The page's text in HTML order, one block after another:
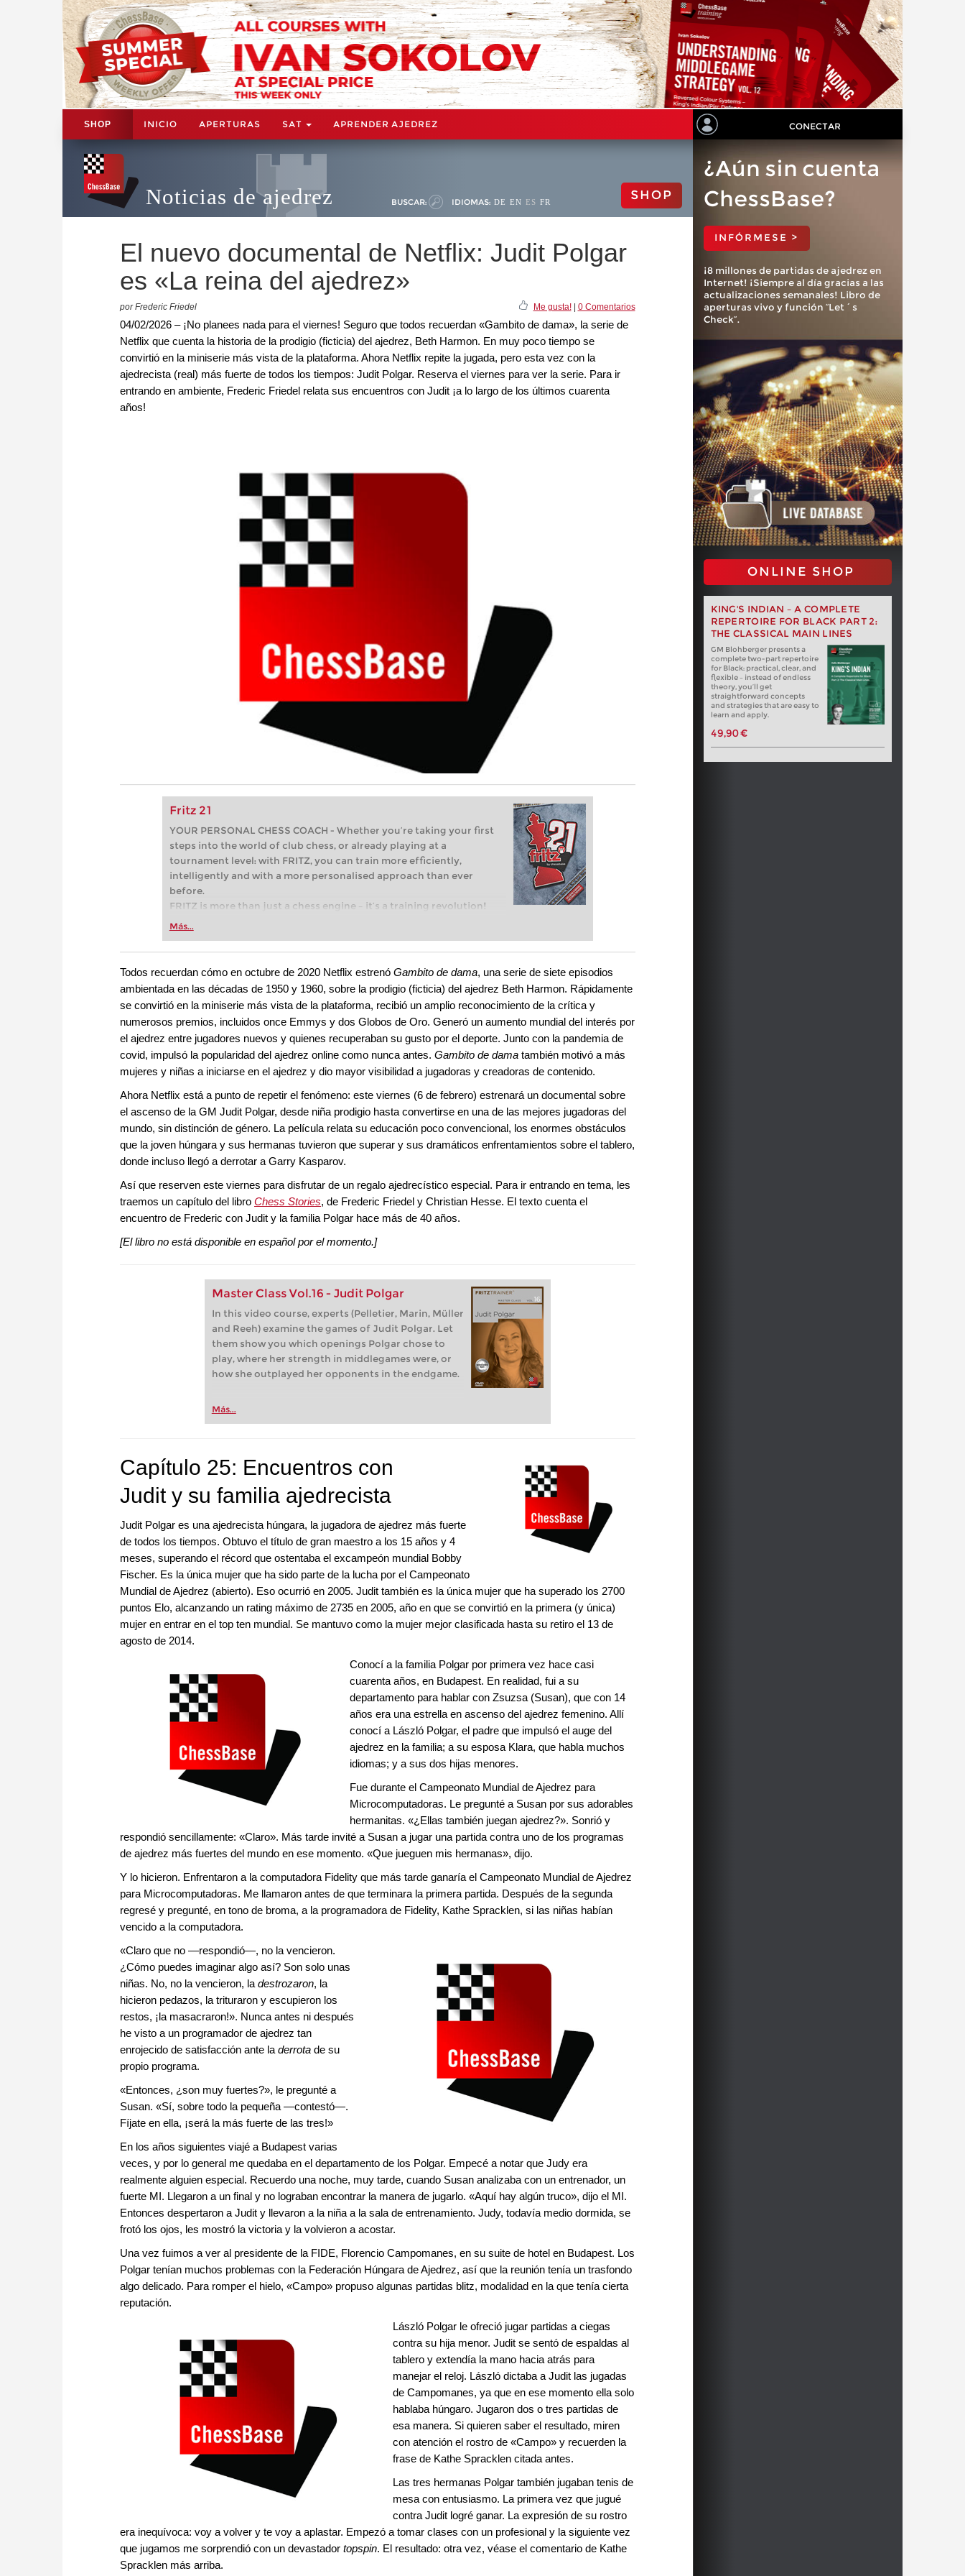
SHOP INICIO APERTURAS SAT APRENDER AJEDREZ CONECTAR
Noticias de ajedrez BUSCAR: IDIOMAS: DE EN ES FR SHOP
El nuevo documental de Netflix: Judit Polgar
es «La reina del ajedrez»
por Frederic Friedel Me gusta!| 0 Comentarios
04/02/2026 – ¡No planees nada para el viernes! Seguro que todos recuerdan «Gambito de dama», la serie de
Netflix que cuenta la historia de la prodigio (ficticia) del ajedrez, Beth Harmon. En muy poco tiempo se
convirtió en la miniserie más vista de la plataforma. Ahora Netflix repite la jugada, pero esta vez con la
ajedrecista (real) más fuerte de todos los tiempos: Judit Polgar. Reserva el viernes para ver la serie. Para ir
entrando en ambiente, Frederic Friedel relata sus encuentros con Judit ¡a lo largo de los últimos cuarenta
años!
Fritz 21
YOUR PERSONAL CHESS COACH - Whether you’re taking your first
steps into the world of club chess, or already playing at a
tournament level: with FRITZ, you can train more efficiently,
intelligently and with a more personalised approach than ever
before.
FRITZ is more than just a chess engine – it’s a training revolution!
Whether you’re taking your first steps into the world of club chess,
more efficiently, intelligently and with a more personalised
approach than ever before.
Más...
¿Aún sin cuenta
ChessBase?
INFÓRMESE >
¡8 millones de partidas de ajedrez en
Internet! ¡Siempre al día gracias a las
actualizaciones semanales! Libro de
aperturas vivo y función “Let´s
Check”.
ONLINE SHOP
KING'S INDIAN – A COMPLETE
REPERTOIRE FOR BLACK PART 2:
THE CLASSICAL MAIN LINES
GM Blohberger presents a
complete two-part repertoire
for Black: practical, clear, and
flexible – instead of endless
theory, you’ll get
straightforward concepts
and strategies that are easy to
learn and apply.
49,90 €
Todos recuerdan cómo en octubre de 2020 Netflix estrenó Gambito de dama, una serie de siete episodios
ambientada en las décadas de 1950 y 1960, sobre la prodigio (ficticia) del ajedrez Beth Harmon. Rápidamente
se convirtió en la miniserie más vista de la plataforma, recibió un amplio reconocimiento de la crítica y
numerosos premios, incluidos once Emmys y dos Globos de Oro. Generó un aumento mundial del interés por
el ajedrez entre jugadores nuevos y quienes recuperaban su gusto por el deporte. Junto con la pandemia de
covid, impulsó la popularidad del ajedrez online como nunca antes. Gambito de dama también motivó a más
mujeres y niñas a iniciarse en el ajedrez y dio mayor visibilidad a jugadoras y creadoras de contenido.
Ahora Netflix está a punto de repetir el fenómeno: este viernes (6 de febrero) estrenará un documental sobre
el ascenso de la GM Judit Polgar, desde niña prodigio hasta convertirse en una de las mejores jugadoras del
mundo, sin distinción de género. La película relata su educación poco convencional, los enormes obstáculos
que la joven húngara y sus hermanas tuvieron que superar y sus dramáticos enfrentamientos sobre el tablero,
donde incluso llegó a derrotar a Garry Kasparov.
Así que reserven este viernes para disfrutar de un regalo ajedrecístico especial. Para ir entrando en tema, les
traemos un capítulo del libro Chess Stories, de Frederic Friedel y Christian Hesse. El texto cuenta el
encuentro de Frederic con Judit y la familia Polgar hace más de 40 años.
[El libro no está disponible en español por el momento.]
Master Class Vol.16 - Judit Polgar
In this video course, experts (Pelletier, Marin, Müller
and Reeh) examine the games of Judit Polgar. Let
them show you which openings Polgar chose to
play, where her strength in middlegames were, or
how she outplayed her opponents in the endgame.
Más...
Capítulo 25: Encuentros con
Judit y su familia ajedrecista
Judit Polgar es una ajedrecista húngara, la jugadora de ajedrez más fuerte
de todos los tiempos. Obtuvo el título de gran maestro a los 15 años y 4
meses, superando el récord que ostentaba el excampeón mundial Bobby
Fischer. Es la única mujer que ha sido parte de la lucha por el Campeonato
Mundial de Ajedrez (abierto). Eso ocurrió en 2005. Judit también es la única mujer que ha superado los 2700
puntos Elo, alcanzando un rating máximo de 2735 en 2005, año en que se convirtió en la primera (y única)
mujer en entrar en el top ten mundial. Se mantuvo como la mujer mejor clasificada hasta su retiro el 13 de
agosto de 2014.
Conocí a la familia Polgar por primera vez hace casi
cuarenta años, en Budapest. En realidad, fui a su
departamento para hablar con Zsuzsa (Susan), que con 14
años era una estrella en ascenso del ajedrez femenino. Allí
conocí a László Polgar, el padre que impulsó el auge del
ajedrez en la familia; a su esposa Klara, que habla muchos
idiomas; y a sus dos hijas menores.
Fue durante el Campeonato Mundial de Ajedrez para
Microcomputadoras. Le pregunté a Susan por sus adorables
hermanitas. «¿Ellas también juegan ajedrez?». Sonrió y
respondió sencillamente: «Claro». Más tarde invité a Susan a jugar una partida contra uno de los programas
de ajedrez más fuertes del mundo en ese momento. «Que jueguen mis hermanas», dijo.
Y lo hicieron. Enfrentaron a la computadora Fidelity que más tarde ganaría el Campeonato Mundial de Ajedrez
para Microcomputadoras. Me llamaron antes de que terminara la primera partida. Después de la segunda
regresé y pregunté, en tono de broma, a la programadora de Fidelity, Kathe Spracklen, si las niñas habían
vencido a la computadora.
«Claro que no —respondió—, no la vencieron.
¿Cómo puedes imaginar algo así? Son solo unas
niñas. No, no la vencieron, la destrozaron, la
hicieron pedazos, la trituraron y escupieron los
restos, ¡la masacraron!». Nunca antes ni después
he visto a un programador de ajedrez tan
enrojecido de satisfacción ante la derrota de su
propio programa.
«Entonces, ¿son muy fuertes?», le pregunté a
Susan. «Sí, sobre todo la pequeña —contestó—.
Fíjate en ella, ¡será la más fuerte de las tres!»
En los años siguientes viajé a Budapest varias
veces, y por lo general me quedaba en el departamento de los Polgar. Empecé a notar que Judy era
realmente alguien especial. Recuerdo una noche, muy tarde, cuando Susan analizaba con un entrenador, un
fuerte MI. Llegaron a un final y no lograban encontrar la manera de jugarlo. «Aquí hay algún truco», dijo el MI.
Entonces despertaron a Judit y llevaron a la niña a la sala de entrenamiento. Judy, todavía medio dormida, se
frotó los ojos, les mostró la victoria y la volvieron a acostar.
Una vez fuimos a ver al presidente de la FIDE, Florencio Campomanes, en su suite de hotel en Budapest. Los
Polgar tenían muchos problemas con la Federación Húngara de Ajedrez, así que la reunión tenía un trasfondo
algo delicado. Para romper el hielo, «Campo» propuso algunas partidas blitz, modalidad en la que tenía cierta
reputación.
László Polgar le ofreció jugar partidas a ciegas
contra su hija menor. Judit se sentó de espaldas al
tablero y extendía la mano hacia atrás para
manejar el reloj. László dictaba a Judit las jugadas
de Campomanes, ya que en ese momento ella solo
hablaba húngaro. Jugaron dos o tres partidas de
esa manera. Si quieren saber el resultado, miren
con atención el rostro de «Campo» y recuerden la
frase de Kathe Spracklen citada antes.
Las tres hermanas Polgar también jugaban tenis de
mesa con entusiasmo. La primera vez que jugué
contra Judit logré ganar. La expresión de su rostro
era inequívoca: voy a volver y te voy a aplastar. Empezó a tomar clases con un profesional y la siguiente vez
que jugamos me sorprendió con un devastador topspin. El resultado: otra vez, véase el comentario de Kathe
Spracklen más arriba.